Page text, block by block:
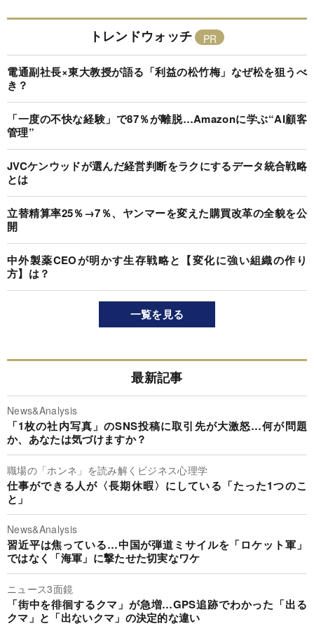
トレンドウォッチ
電通副社長×東大教授が語る「利益の松竹梅」なぜ松を狙うべ
き？
「一度の不快な経験」で87％が離脱…Amazonに学ぶ“AI顧客
管理”
JVCケンウッドが選んだ経営判断をラクにするデータ統合戦略
とは
立替精算率25％→7％、ヤンマーを変えた購買改革の全貌を公
開
中外製薬CEOが明かす生存戦略と【変化に強い組織の作り
方】は？
一覧を見る
最新記事
News&Analysis
「1枚の社内写真」のSNS投稿に取引先が大激怒…何が問題
か、あなたは気づけますか？
職場の「ホンネ」を読み解くビジネス心理学
仕事ができる人が〈長期休暇〉にしている「たった1つのこ
と」
News&Analysis
習近平は焦っている…中国が弾道ミサイルを「ロケット軍」
ではなく「海軍」に撃たせた切実なワケ
ニュース3面鏡
「街中を徘徊するクマ」が急増…GPS追跡でわかった「出る
クマ」と「出ないクマ」の決定的な違い